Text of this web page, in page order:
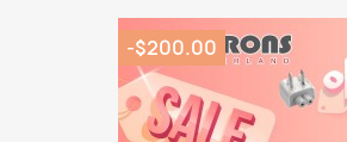
-$200.00